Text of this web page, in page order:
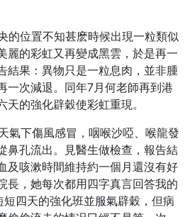
的位置不知甚麽時候出現一粒類似
麗的彩虹又再變成黑雲，於是再一
結果：異物只是一粒息肉，並非腫
一次減退。同年7月何老師再到港
的強化辟穀使彩虹重現。
氣下傷風感冒，咽喉沙啞、喉龍發
鼻孔流出。見醫生做檢查，報告結
及咳漱時間維持約一個月還沒有好
長，她每次都用四字真言回答我的
短四天的強化班並服氣辟穀，但病